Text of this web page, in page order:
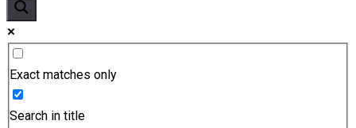
Exact matches only
Search in title